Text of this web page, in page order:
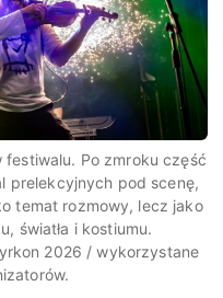
festiwalu. Po zmroku część
prelekcyjnych pod scenę,
temat rozmowy, lecz jako
światła i kostiumu.
2026 / wykorzystane